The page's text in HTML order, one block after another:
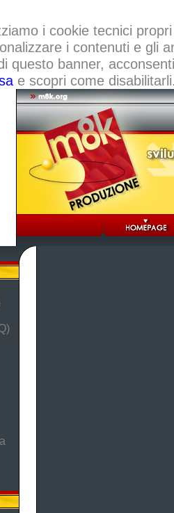
i cookie tecnici
i contenuti e gli
questo banner,
e scopri come